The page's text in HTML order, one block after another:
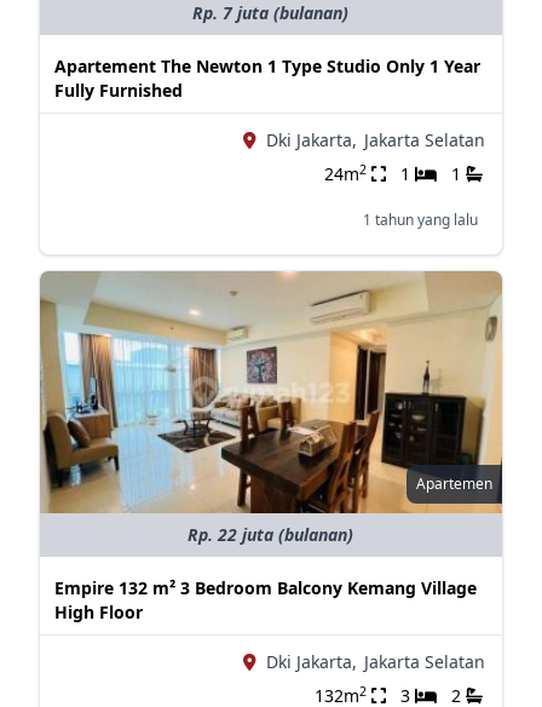
Rp. 7 juta (bulanan)
Apartement The Newton 1 Type Studio Only 1 Year
Fully Furnished
Dki Jakarta, Jakarta Selatan
24m2 1 1
1 tahun yang lalu
Apartemen
Rp. 22 juta (bulanan)
Empire 132 m² 3 Bedroom Balcony Kemang Village
High Floor
Dki Jakarta, Jakarta Selatan
132m2 3 2